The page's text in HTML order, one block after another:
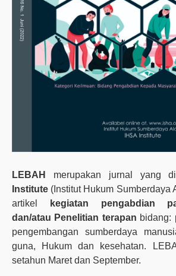
LEBAH merupakan jurnal yang
Institute(Institut Hukum Sumberdaya
artikel
kegiatan pengabdian
dan/atau Penelitian terapan bidang:
pengembangan sumberdaya
guna, Hukum dan kesehatan.
setahun Maret dan September.